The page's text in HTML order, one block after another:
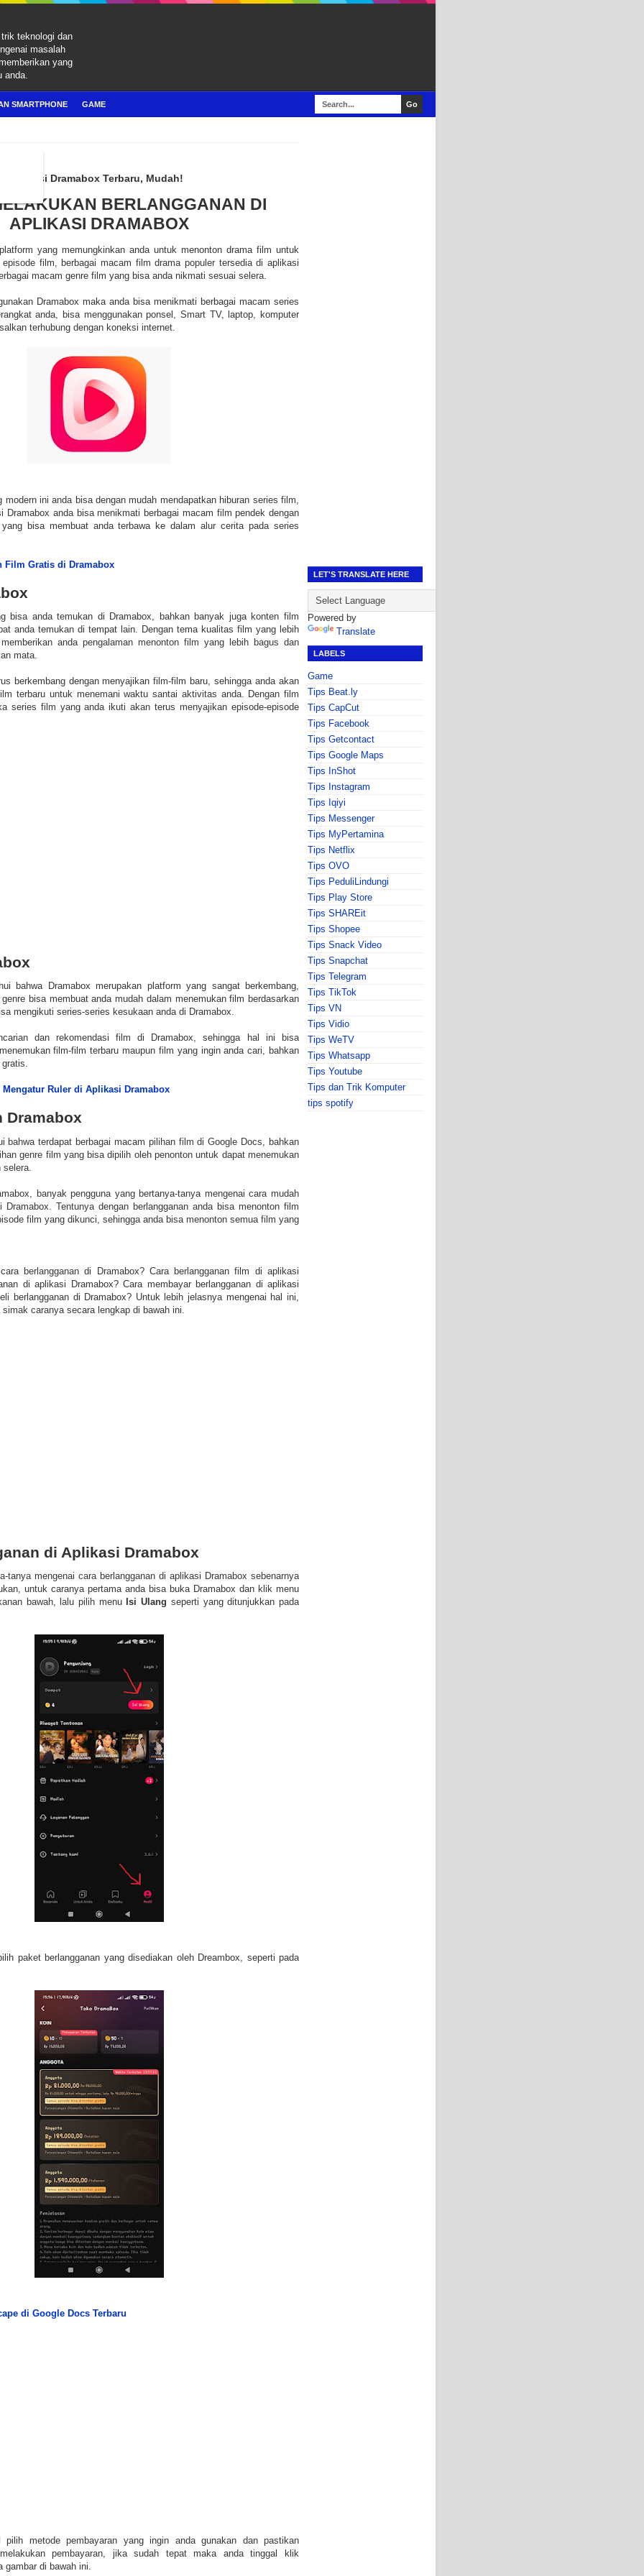
teknologi dan
masalah
yang
anda.
SMARTPHONE GAME
Aplikasi Dramabox Terbaru, Mudah!
BERLANGGANAN DI
APLIKASI DRAMABOX
yang memungkinkan anda untuk menonton drama film untuk
film, berbagai macam film drama populer tersedia di aplikasi
macam genre film yang bisa anda nikmati sesuai selera.
Dramabox maka anda bisa menikmati berbagai macam series
anda, bisa menggunakan ponsel, Smart TV, laptop, komputer
terhubung dengan koneksi internet.
modern ini anda bisa dengan mudah mendapatkan hiburan series film,
Dramabox anda bisa menikmati berbagai macam film pendek dengan
bisa membuat anda terbawa ke dalam alur cerita pada series
Film Gratis di Dramabox
bisa anda temukan di Dramabox, bahkan banyak juga konten film
anda temukan di tempat lain. Dengan tema kualitas film yang lebih
anda pengalaman menonton film yang lebih bagus dan
mata.
berkembang dengan menyajikan film-film baru, sehingga anda akan
terbaru untuk menemani waktu santai aktivitas anda. Dengan film
series film yang anda ikuti akan terus menyajikan episode-episode
bahwa Dramabox merupakan platform yang sangat berkembang,
bisa membuat anda mudah dalam menemukan film berdasarkan
mengikuti series-series kesukaan anda di Dramabox.
dan rekomendasi film di Dramabox, sehingga hal ini bisa
film-film terbaru maupun film yang ingin anda cari, bahkan
gratis.
Mengatur Ruler di Aplikasi Dramabox
Dramabox
bahwa terdapat berbagai macam pilihan film di Google Docs, bahkan
genre film yang bisa dipilih oleh penonton untuk dapat menemukan
banyak pengguna yang bertanya-tanya mengenai cara mudah
Dramabox. Tentunya dengan berlangganan anda bisa menonton film
film yang dikunci, sehingga anda bisa menonton semua film yang
berlangganan di Dramabox? Cara berlangganan film di aplikasi
di aplikasi Dramabox? Cara membayar berlangganan di aplikasi
berlangganan di Dramabox? Untuk lebih jelasnya mengenai hal ini,
caranya secara lengkap di bawah ini.
di Aplikasi Dramabox
tanya mengenai cara berlangganan di aplikasi Dramabox sebenarnya
untuk caranya pertama anda bisa buka Dramabox dan klik menu
bawah, lalu pilih menu Isi Ulang seperti yang ditunjukkan pada
paket berlangganan yang disediakan oleh Dreambox, seperti pada
di Google Docs Terbaru
pilih metode pembayaran yang ingin anda gunakan dan pastikan
pembayaran, jika sudah tepat maka anda tinggal klik
gambar di bawah ini.
LET'S TRANSLATE HERE
Powered by
Translate
LABELS
Game
Tips Beat.ly
Tips CapCut
Tips Facebook
Tips Getcontact
Tips Google Maps
Tips InShot
Tips Instagram
Tips Iqiyi
Tips Messenger
Tips MyPertamina
Tips Netflix
Tips OVO
Tips PeduliLindungi
Tips Play Store
Tips SHAREit
Tips Shopee
Tips Snack Video
Tips Snapchat
Tips Telegram
Tips TikTok
Tips VN
Tips Vidio
Tips WeTV
Tips Whatsapp
Tips Youtube
Tips dan Trik Komputer
tips spotify